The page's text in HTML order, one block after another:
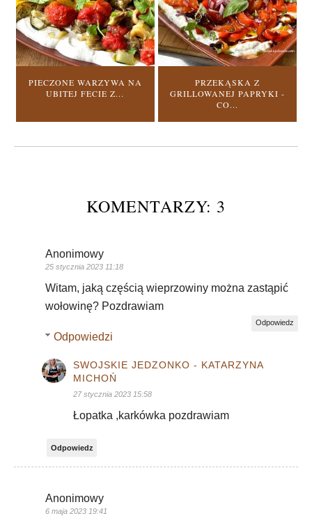
PIECZONE WARZYWA NA
UBITEJ FECIE Z...
PRZEKĄSKA Z
GRILLOWANEJ PAPRYKI -
CO...
KOMENTARZY: 3
Anonimowy
25 stycznia 2023 11:18
Witam, jaką częścią wieprzowiny można zastąpić
wołowinę? Pozdrawiam
Odpowiedz
Odpowiedzi
SWOJSKIE JEDZONKO - KATARZYNA
MICHOŃ
27 stycznia 2023 15:58
Łopatka ,karkówka pozdrawiam
Odpowiedz
Anonimowy
6 maja 2023 19:41